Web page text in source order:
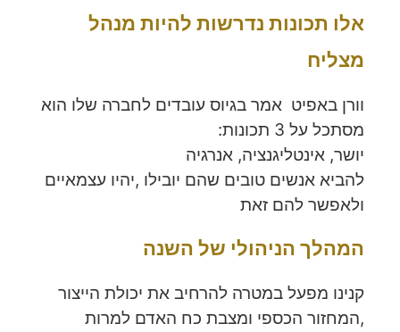
אלו תכונות נדרשות להיות מנהל
מצליח
וורן באפיט אמר בגיוס עובדים לחברה שלו הוא
מסתכל על 3 תכונות:
יושר, אינטליגנציה, אנרגיה
להביא אנשים טובים שהם יובילו ,יהיו עצמאיים
ולאפשר להם זאת
המהלך הניהולי של השנה
קנינו מפעל במטרה להרחיב את יכולת הייצור
,המחזור הכספי ומצבת כח האדם למרות